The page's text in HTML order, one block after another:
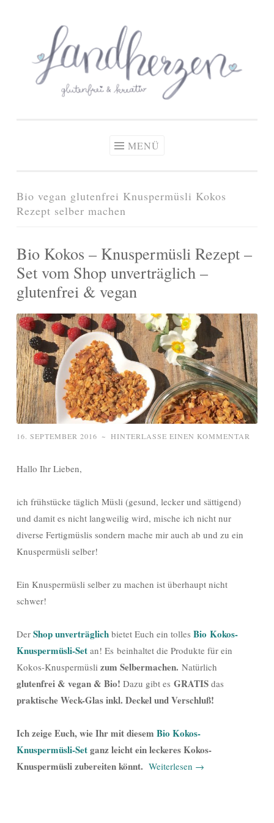
springen
Zöliakie, glutenfreie Ernährung
MENÜ
Bio vegan glutenfrei Knuspermüsli Kokos
Rezept selber machen
Bio Kokos – Knuspermüsli Rezept –
Set vom Shop unverträglich –
glutenfrei & vegan
16. SEPTEMBER 2016 ~ HINTERLASSE EINEN KOMMENTAR
Hallo Ihr Lieben,
ich frühstücke täglich Müsli (gesund, lecker und sättigend)
und damit es nicht langweilig wird, mische ich nicht nur
diverse Fertigmüslis sondern mache mir auch ab und zu ein
Knuspermüsli selber!
Ein Knuspermüsli selber zu machen ist überhaupt nicht
schwer!
Der Shop unverträglich bietet Euch ein tolles Bio Kokos-
Knuspermüsli-Set an! Es beinhaltet die Produkte für ein
Kokos-Knuspermüsli zum Selbermachen. Natürlich
glutenfrei & vegan & Bio! Dazu gibt es GRATIS das
praktische Weck-Glas inkl. Deckel und Verschluß!
Ich zeige Euch, wie Ihr mit diesem Bio Kokos-
Knuspermüsli-Setganz leicht ein leckeres Kokos-
Knuspermüsli zubereiten könnt. Weiterlesen →